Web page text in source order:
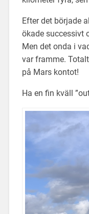
Efter det började
ökade successivt
Men det onda i
var framme.
på Mars kontot!
Ha en fin kväll